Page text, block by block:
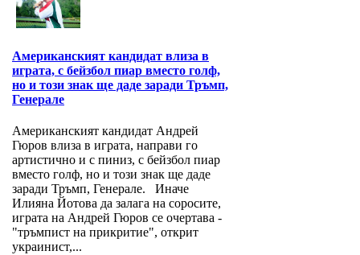
Американският кандидат влиза в
играта, с бейзбол пиар вместо голф,
но и този знак ще даде заради Тръмп,
Генерале
Американският кандидат Андрей
Гюров влиза в играта, направи го
артистично и с пиниз, с бейзбол пиар
вместо голф, но и този знак ще даде
заради Тръмп, Генерале. Иначе
Илияна Йотова да залага на соросите,
играта на Андрей Гюров се очертава -
"тръмпист на прикритие", открит
украинист,...